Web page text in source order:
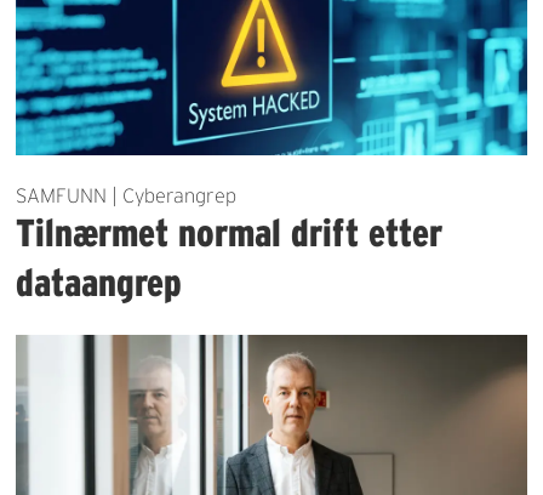
SAMFUNN | Cyberangrep
Tilnærmet normal drift etter
dataangrep